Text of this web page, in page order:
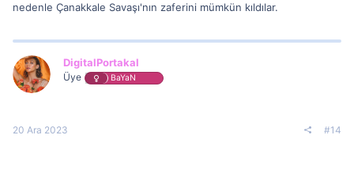
nedenle Çanakkale Savaşı'nın zaferini mümkün kıldılar.
DigitalPortakal
Üye BaYaN
20 Ara 2023 #14